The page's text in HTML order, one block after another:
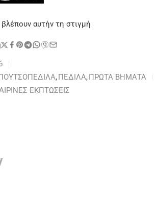
αυτήν τη στιγμή
, ΠΕΔΙΛΑ, ΠΡΩΤΑ ΒΗΜΑΤΑ
ΕΚΠΤΩΣΕΙΣ